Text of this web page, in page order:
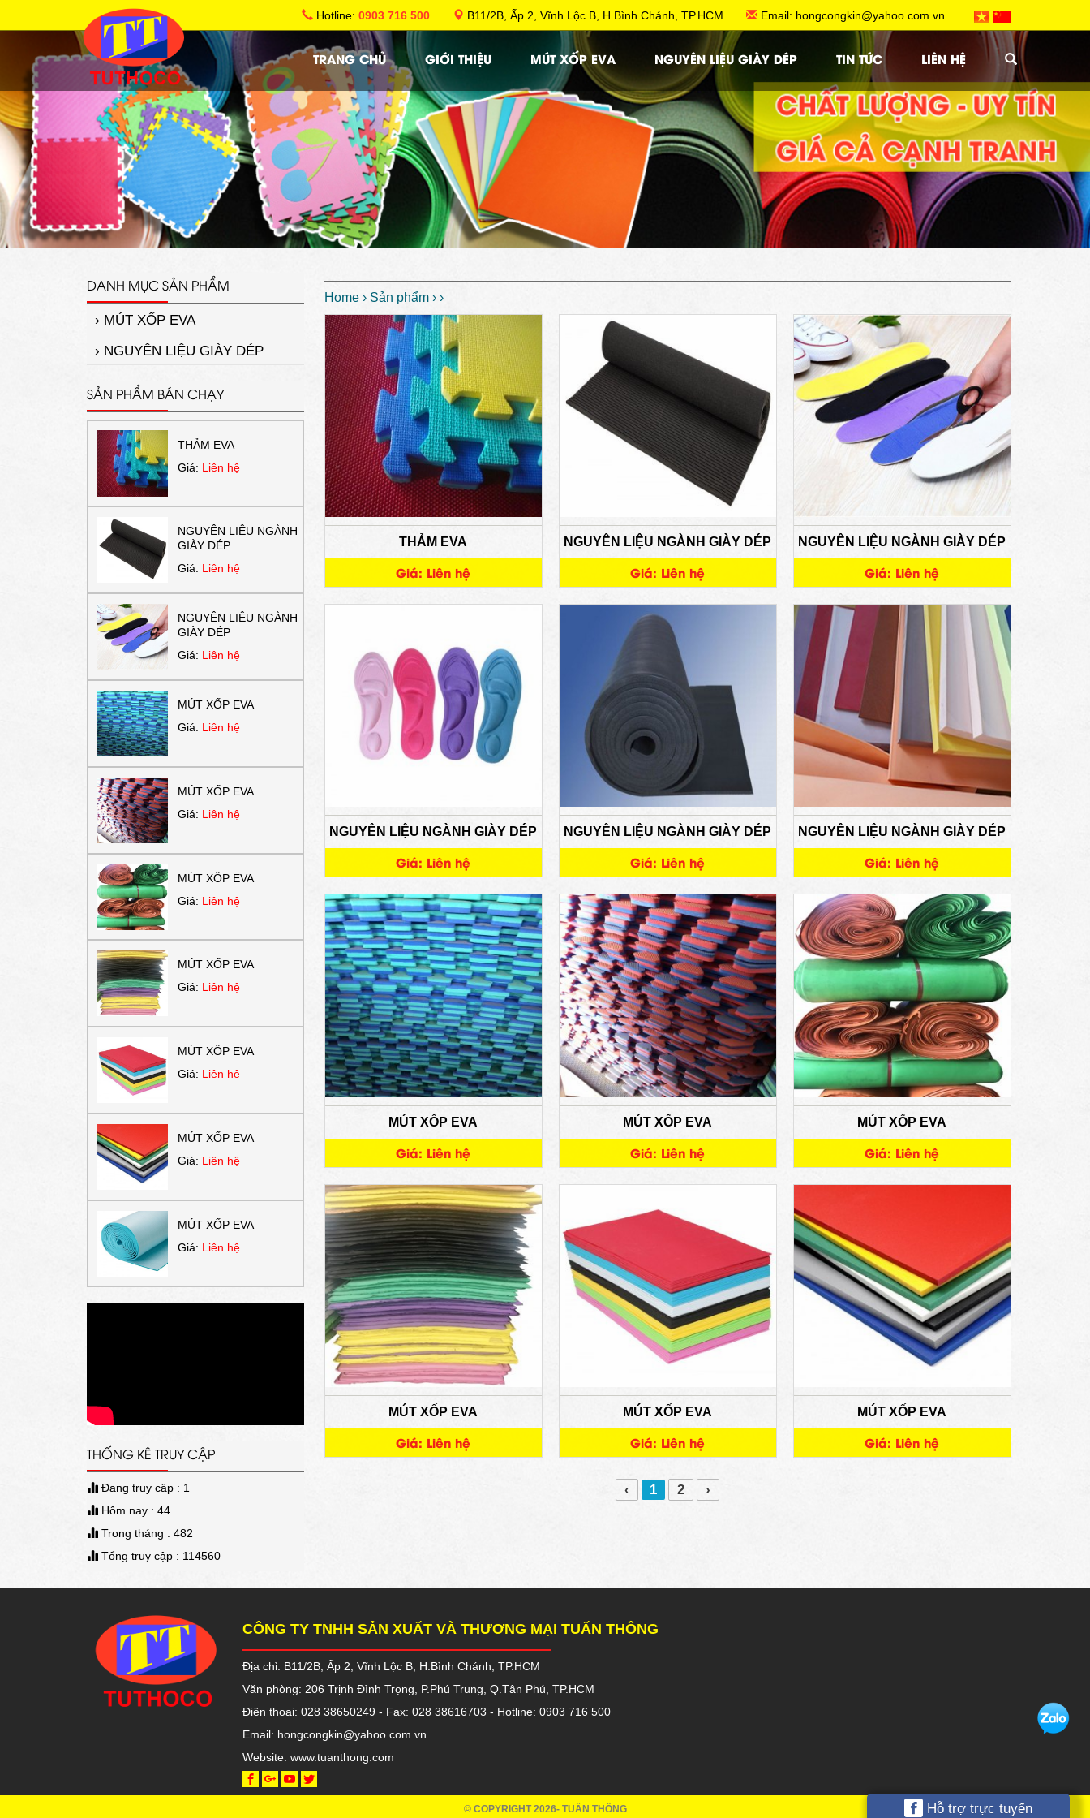
Hotline: 0903 716 500 B11/2B, Ấp 2, Vĩnh Lộc B, H.Bình Chánh, TP.HCM Email: hongcongkin@yahoo.com.vn
TRANG CHỦ GIỚI THIỆU MÚT XỐP EVA NGUYÊN LIỆU GIÀY DÉP TIN TỨC LIÊN HỆ
DANH MỤC SẢN PHẨM
› MÚT XỐP EVA
› NGUYÊN LIỆU GIÀY DÉP
SẢN PHẨM BÁN CHẠY
THẢM EVA
Giá: Liên hệ
NGUYÊN LIỆU NGÀNH
GIÀY DÉP
Giá: Liên hệ
NGUYÊN LIỆU NGÀNH
GIÀY DÉP
Giá: Liên hệ
MÚT XỐP EVA
Giá: Liên hệ
MÚT XỐP EVA
Giá: Liên hệ
MÚT XỐP EVA
Giá: Liên hệ
MÚT XỐP EVA
Giá: Liên hệ
MÚT XỐP EVA
Giá: Liên hệ
MÚT XỐP EVA
Giá: Liên hệ
MÚT XỐP EVA
Giá: Liên hệ
THỐNG KÊ TRUY CẬP
Đang truy cập : 1
Hôm nay : 44
Trong tháng : 482
Tổng truy cập : 114560
Home › Sản phẩm › ›
THẢM EVA
Giá: Liên hệ
NGUYÊN LIỆU NGÀNH GIÀY DÉP
Giá: Liên hệ
NGUYÊN LIỆU NGÀNH GIÀY DÉP
Giá: Liên hệ
NGUYÊN LIỆU NGÀNH GIÀY DÉP
Giá: Liên hệ
NGUYÊN LIỆU NGÀNH GIÀY DÉP
Giá: Liên hệ
NGUYÊN LIỆU NGÀNH GIÀY DÉP
Giá: Liên hệ
MÚT XỐP EVA
Giá: Liên hệ
MÚT XỐP EVA
Giá: Liên hệ
MÚT XỐP EVA
Giá: Liên hệ
MÚT XỐP EVA
Giá: Liên hệ
MÚT XỐP EVA
Giá: Liên hệ
MÚT XỐP EVA
Giá: Liên hệ
‹ 1 2 ›
CÔNG TY TNHH SẢN XUẤT VÀ THƯƠNG MẠI TUẤN THÔNG
Địa chỉ: B11/2B, Ấp 2, Vĩnh Lộc B, H.Bình Chánh, TP.HCM
Văn phòng: 206 Trịnh Đình Trọng, P.Phú Trung, Q.Tân Phú, TP.HCM
Điện thoại: 028 38650249 - Fax: 028 38616703 - Hotline: 0903 716 500
Email: hongcongkin@yahoo.com.vn
Website: www.tuanthong.com
© COPYRIGHT 2026- TUẤN THÔNG Hỗ trợ trực tuyến